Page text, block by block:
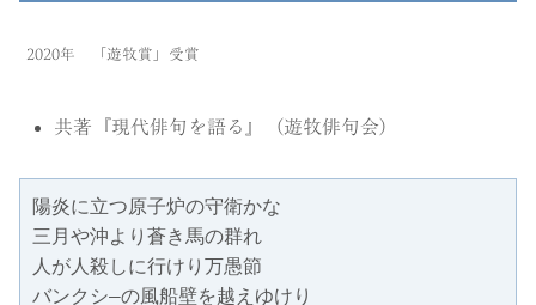
2020年 「遊牧賞」受賞
共著『現代俳句を語る』（遊牧俳句会）
陽炎に立つ原子炉の守衛かな
三月や沖より蒼き馬の群れ
人が人殺しに行けり万愚節
バンクシ―の風船壁を越えゆけり